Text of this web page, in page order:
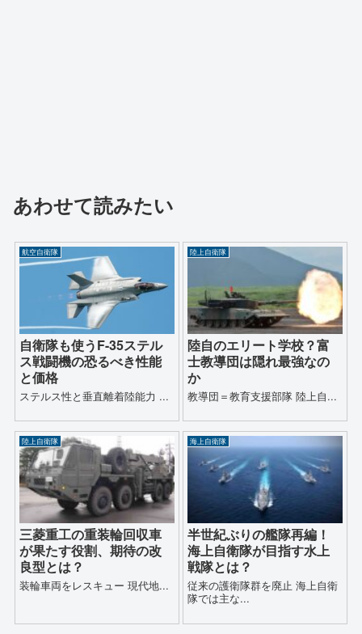
あわせて読みたい
航空自衛隊
自衛隊も使うF-35ステル
ス戦闘機の恐るべき性能
と価格
ステルス性と垂直離着陸能力 ...
陸上自衛隊
陸自のエリート学校？富
士教導団は隠れ最強なの
か
教導団＝教育支援部隊 陸上自...
陸上自衛隊
三菱重工の重装輪回収車
が果たす役割、期待の改
良型とは？
装輪車両をレスキュー 現代地...
海上自衛隊
半世紀ぶりの艦隊再編！
海上自衛隊が目指す水上
戦隊とは？
従来の護衛隊群を廃止 海上自衛
隊では主な...